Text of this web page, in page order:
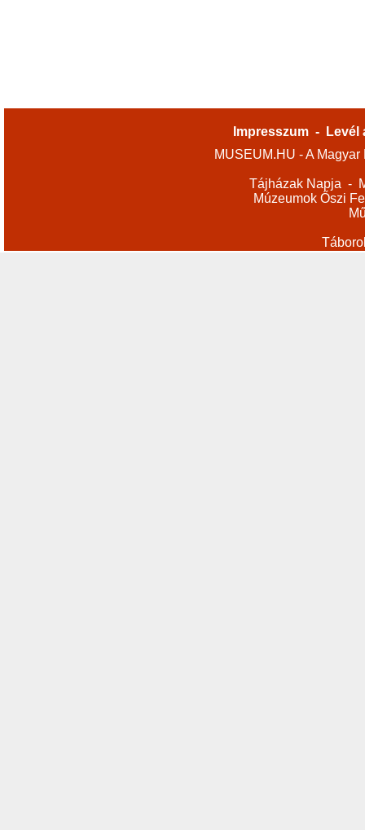
Impresszum -
Levél
MUSEUM.HU - A
Tájházak Napja -
Múzeumok Őszi